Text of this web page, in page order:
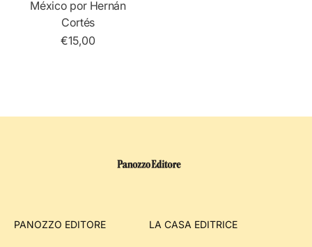
México por Hernán
Cortés
€15,00
PANOZZO EDITORE LA CASA EDITRICE